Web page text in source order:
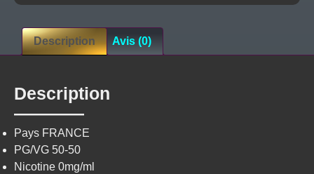
EVO
Description Avis (0)
Description
Pays FRANCE
PG/VG 50-50
Nicotine 0mg/ml